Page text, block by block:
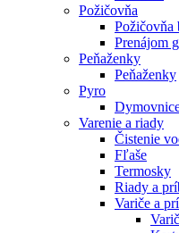
Požičovňa
Požičovňa
Prenájom
Peňaženky
Peňaženky
Pyro
Varenie a riady
Čistenie
Fľaše
Termosky
Riady a
Variče a